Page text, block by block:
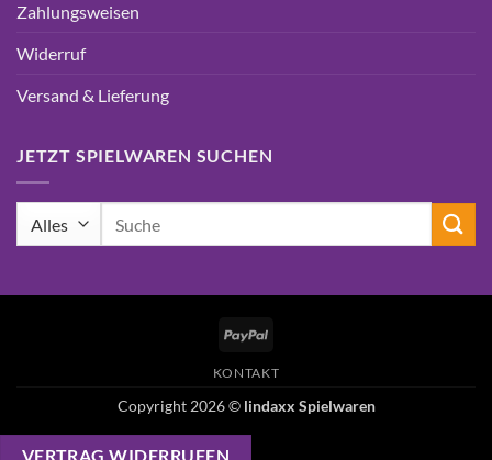
Zahlungsweisen
Widerruf
Versand & Lieferung
JETZT SPIELWAREN SUCHEN
PayPal
KONTAKT
Copyright 2026 © lindaxx Spielwaren
VERTRAG WIDERRUFEN